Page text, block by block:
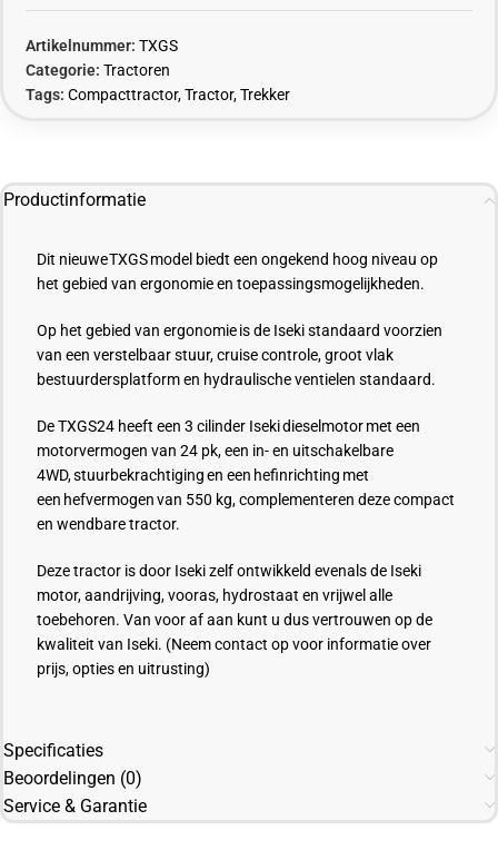
Artikelnummer: TXGS
Categorie: Tractoren
Tags: Compacttractor,Tractor,Trekker
Productinformatie
Dit nieuwe TXGS model biedt een ongekend hoog niveau op
het gebied van ergonomie en toepassingsmogelijkheden.
Op het gebied van ergonomie is de Iseki standaard voorzien
van een verstelbaar stuur, cruise controle, groot vlak
bestuurdersplatform en hydraulische ventielen standaard.
De TXGS24 heeft een 3 cilinder Iseki dieselmotor met een
motorvermogen van 24 pk, een in- en uitschakelbare
4WD, stuurbekrachtiging en een hefinrichting met
een hefvermogen van 550 kg, complementeren deze compact
en wendbare tractor.
Deze tractor is door Iseki zelf ontwikkeld evenals de Iseki
motor, aandrijving, vooras, hydrostaat en vrijwel alle
toebehoren. Van voor af aan kunt u dus vertrouwen op de
kwaliteit van Iseki. (Neem contact op voor informatie over
prijs, opties en uitrusting)
Specificaties
Beoordelingen (0)
Service & Garantie